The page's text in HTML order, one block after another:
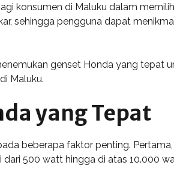
konsumen di Maluku dalam
sehingga pengguna dapat
genset Honda yang tepat
Maluku.
yang Tepat
beberapa faktor penting.
500 watt hingga di atas 10.000